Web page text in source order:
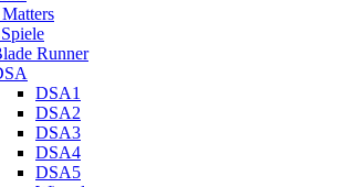
Runner
DSA1
DSA2
DSA3
DSA4
DSA5